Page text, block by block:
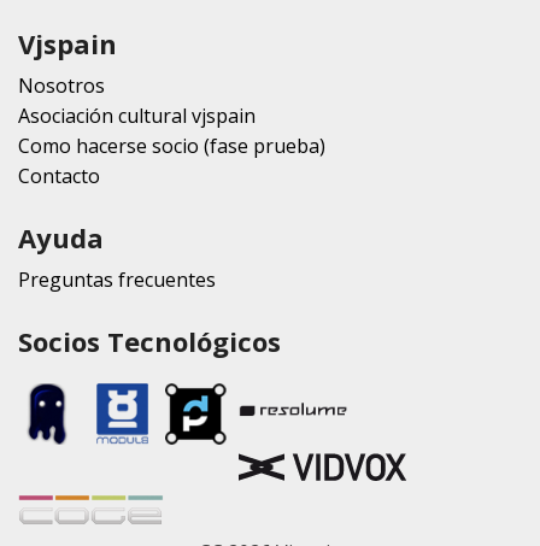
Vjspain
Nosotros
Asociación cultural vjspain
Como hacerse socio (fase prueba)
Contacto
Ayuda
Preguntas frecuentes
Socios Tecnológicos